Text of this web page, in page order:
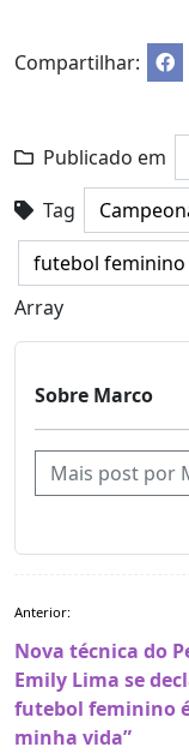
Compartilhar:
Publicado em
Tag
futebol feminino
Array
Sobre Marco
Mais post por
Navegação
de
Post
Anterior:
Nova técnica do
Emily Lima se
futebol feminino
minha vida”